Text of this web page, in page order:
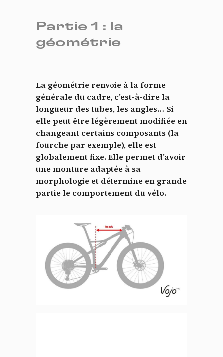
Partie 1 : la
géométrie
La géométrie renvoie à la forme
générale du cadre, c’est-à-dire la
longueur des tubes, les angles… Si
elle peut être légèrement modifiée en
changeant certains composants (la
fourche par exemple), elle est
globalement fixe. Elle permet d’avoir
une monture adaptée à sa
morphologie et détermine en grande
partie le comportement du vélo.